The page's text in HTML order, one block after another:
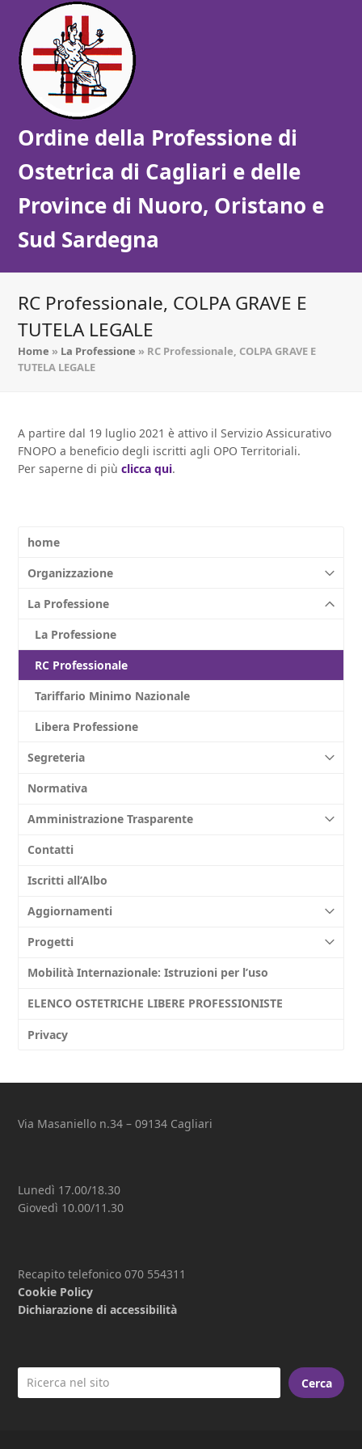
Ordine della Professione di
Ostetrica di Cagliari e delle
Province di Nuoro, Oristano e
Sud Sardegna
RC Professionale, COLPA GRAVE E
TUTELA LEGALE
Home » La Professione » RC Professionale, COLPA GRAVE E
TUTELA LEGALE
A partire dal 19 luglio 2021 è attivo il Servizio Assicurativo
FNOPO a beneficio degli iscritti agli OPO Territoriali.
Per saperne di piùclicca qui.
home
Organizzazione
La Professione
La Professione
RC Professionale
Tariffario Minimo Nazionale
Libera Professione
Segreteria
Normativa
Amministrazione Trasparente
Contatti
Iscritti all’Albo
Aggiornamenti
Progetti
Mobilità Internazionale: Istruzioni per l’uso
ELENCO OSTETRICHE LIBERE PROFESSIONISTE
Privacy
Via Masaniello n.34 – 09134 Cagliari
Lunedì 17.00/18.30
Giovedì 10.00/11.30
Recapito telefonico 070 554311
Cookie Policy
Dichiarazione di accessibilità
Cerca